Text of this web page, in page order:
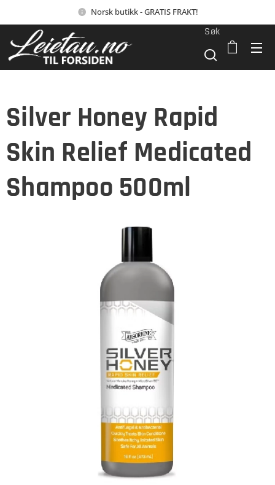
Norsk butikk - GRATIS FRAKT!
Søk
Silver Honey Rapid
Skin Relief Medicated
Shampoo 500ml